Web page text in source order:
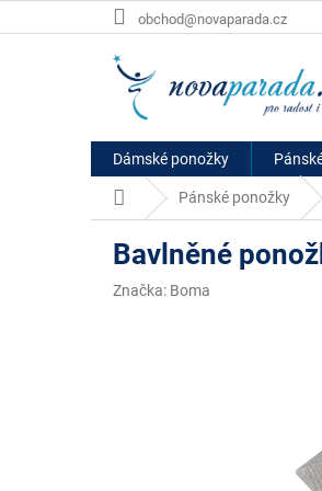
na
obchod@novaparada.cz
Dámské ponožky
Domů Pánské ponožky
Bavlněné
Značka: Boma